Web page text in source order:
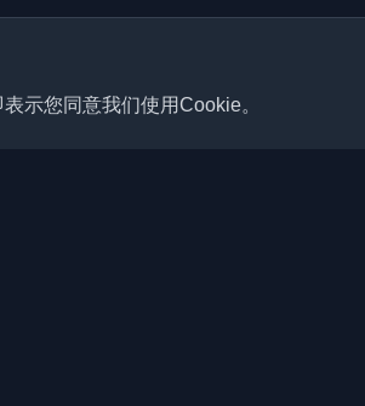
示您同意我们使用Cookie。